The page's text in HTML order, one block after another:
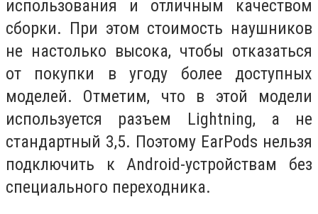
использования и отличным качеством
сборки. При этом стоимость наушников
не настолько высока, чтобы отказаться
от покупки в угоду более доступных
моделей. Отметим, что в этой модели
используется разъем Lightning, а не
стандартный 3,5. Поэтому EarPods нельзя
подключить к Android-устройствам без
специального переходника.